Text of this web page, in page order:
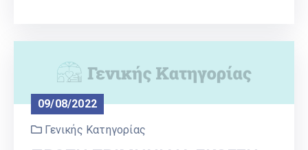
09/08/2022
Γενικής Κατηγορίας